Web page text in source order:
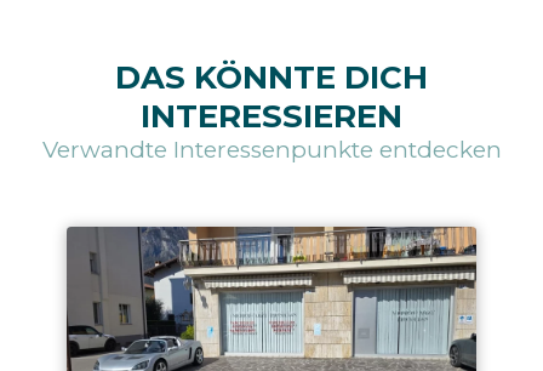
DAS KÖNNTE DICH
INTERESSIEREN
Verwandte Interessenpunkte entdecken